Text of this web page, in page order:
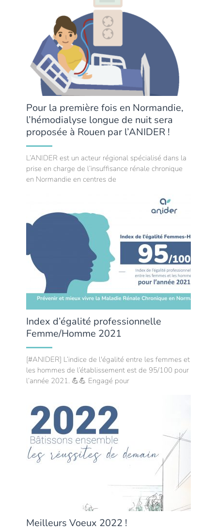
Pour la première fois en Normandie,
l’hémodialyse longue de nuit sera
proposée à Rouen par l’ANIDER !
L’ANIDER est un acteur régional spécialisé dans la
prise en charge de l’insuffisance rénale chronique
en Normandie en centres de
Index d’égalité professionnelle
Femme/Homme 2021
[#ANIDER] L’indice de l'égalité entre les femmes et
les hommes de l’établissement est de 95/100 pour
l’année 2021. 💪💪 Engagé pour
Meilleurs Voeux 2022 !